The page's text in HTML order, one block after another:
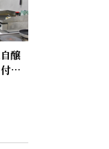
醸
加